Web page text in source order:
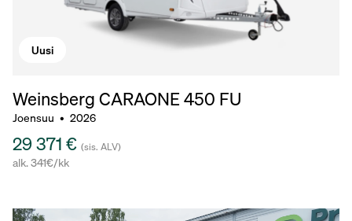
Uusi
Weinsberg CARAONE 450 FU
Joensuu • 2026
29 371 € (sis. ALV)
alk. 341€/kk